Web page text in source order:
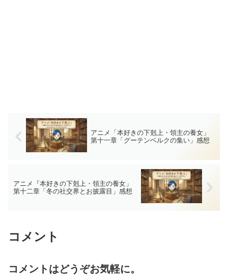
アニメ「本好きの下剋上・領主の養女」
第十一章「グーテンベルクの集い」感想
アニメ『本好きの下剋上・領主の養女」
第十二章「冬の社交界とお披露目」感想
コメント
コメントはどうぞお気軽に。